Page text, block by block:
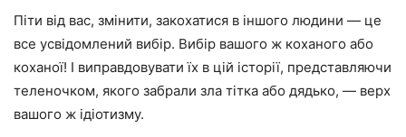
Піти від вас, змінити, закохатися в іншого людини — це
все усвідомлений вибір. Вибір вашого ж коханого або
коханої! І виправдовувати їх в цій історії, представляючи
теленочком, якого забрали зла тітка або дядько, — верх
вашого ж ідіотизму.